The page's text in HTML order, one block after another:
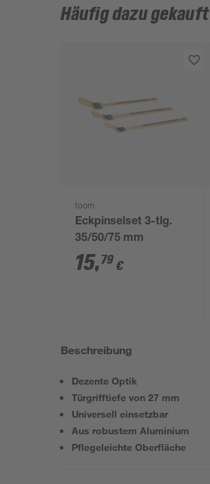
Häufig dazu gekauft
toom
Eckpinselset 3-tlg.
35/50/75 mm
15,79 €
Beschreibung
Dezente Optik
Türgrifftiefe von 27 mm
Universell einsetzbar
Aus robustem Aluminium
Pflegeleichte Oberfläche